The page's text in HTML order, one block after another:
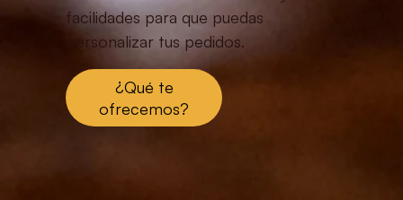
facilidades para que puedas
personalizar tus pedidos.
¿Qué te
ofrecemos?